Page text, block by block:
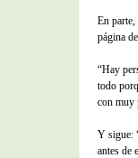
En
página
“Hay
todo
con muy
Y sigue:
antes de